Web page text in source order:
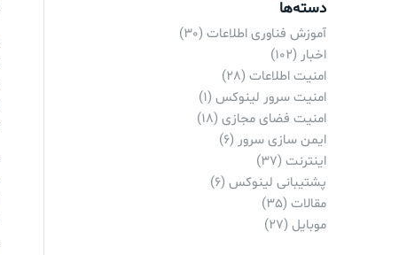
دسته‌ها
آموزش فناوری اطلاعات (30)
اخبار (102)
امنیت اطلاعات (28)
امنیت سرور لینوکس (1)
امنیت فضای مجازی (18)
ایمن سازی سرور (6)
اینترنت (37)
پشتیبانی لینوکس (6)
مقالات (35)
موبایل (27)